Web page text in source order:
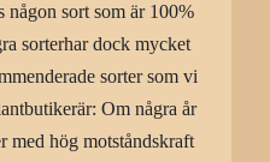
någon sort som är 100%
sorterhar dock mycket
sorter som vi
Om några år
med hög motståndskraft